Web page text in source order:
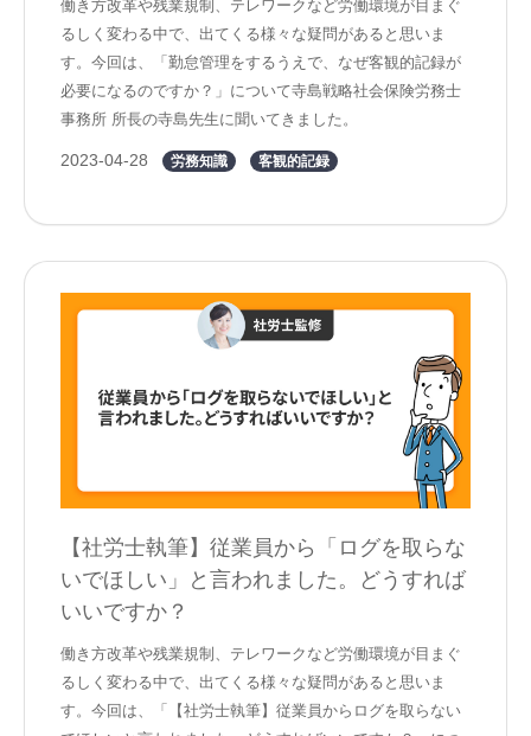
働き方改革や残業規制、テレワークなど労働環境が目まぐ
るしく変わる中で、出てくる様々な疑問があると思いま
す。今回は、「勤怠管理をするうえで、なぜ客観的記録が
必要になるのですか？」について寺島戦略社会保険労務士
事務所 所長の寺島先生に聞いてきました。
2023-04-28 労務知識 客観的記録
【社労士執筆】従業員から「ログを取らな
いでほしい」と言われました。どうすれば
いいですか？
働き方改革や残業規制、テレワークなど労働環境が目まぐ
るしく変わる中で、出てくる様々な疑問があると思いま
す。今回は、「【社労士執筆】従業員からログを取らない